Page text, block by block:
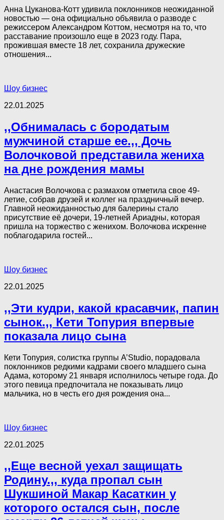
Анна Цуканова-Котт удивила поклонников неожиданной
новостью — она официально объявила о разводе с
режиссером Александром Коттом, несмотря на то, что
расставание произошло еще в 2023 году. Пара,
прожившая вместе 18 лет, сохранила дружеские
отношения...
Шоу бизнес
22.01.2025
,,Обнималась с бородатым
мужчиной старше ее.,, Дочь
Волочковой представила жениха
на дне рождения мамы
Анастасия Волочкова с размахом отметила свое 49-
летие, собрав друзей и коллег на праздничный вечер.
Главной неожиданностью для балерины стало
присутствие её дочери, 19-летней Ариадны, которая
пришла на торжество с женихом. Волочкова искренне
поблагодарила гостей...
Шоу бизнес
22.01.2025
,,Эти кудри, какой красавчик, папин
сынок.,, Кети Топурия впервые
показала лицо сына
Кети Топурия, солистка группы A’Studio, порадовала
поклонников редкими кадрами своего младшего сына
Адама, которому 21 января исполнилось четыре года. До
этого певица предпочитала не показывать лицо
мальчика, но в честь его дня рождения она...
Шоу бизнес
22.01.2025
,,Еще весной уехал защищать
Родину.,, куда пропал сын
Шукшиной Макар Касаткин у
которого остался сын, после